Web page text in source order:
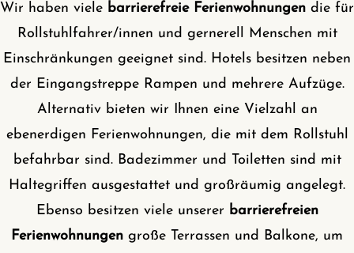
Wir haben viele barrierefreie Ferienwohnungen die für
Rollstuhlfahrer/innen und gernerell Menschen mit
Einschränkungen geeignet sind. Hotels besitzen neben
der Eingangstreppe Rampen und mehrere Aufzüge.
Alternativ bieten wir Ihnen eine Vielzahl an
ebenerdigen Ferienwohnungen, die mit dem Rollstuhl
befahrbar sind. Badezimmer und Toiletten sind mit
Haltegriffen ausgestattet und großräumig angelegt.
Ebenso besitzen viele unserer barrierefreien
Ferienwohnungen große Terrassen und Balkone, um